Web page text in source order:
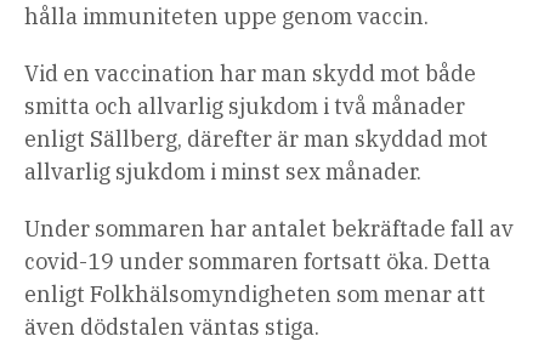
hålla immuniteten uppe genom vaccin.
Vid en vaccination har man skydd mot både
smitta och allvarlig sjukdom i två månader
enligt Sällberg, därefter är man skyddad mot
allvarlig sjukdom i minst sex månader.
Under sommaren har antalet bekräftade fall av
covid-19 under sommaren fortsatt öka. Detta
enligt Folkhälsomyndigheten som menar att
även dödstalen väntas stiga.